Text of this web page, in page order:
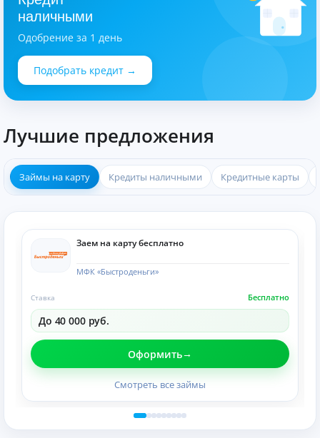
наличными
Одобрение за 1 день
Подобрать кредит →
Лучшие предложения
Займы на карту Кредиты наличными Кредитные карты
Заем на карту бесплатно
МФК «Быстроденьги»
Бесплатно
Ставка
До 40 000 руб.
Оформить
Смотреть все займы